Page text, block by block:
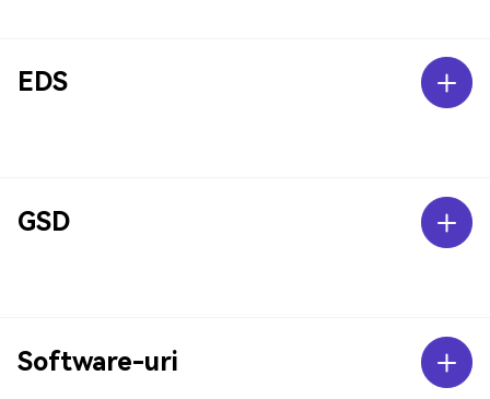
EDS
GSD
Software-uri